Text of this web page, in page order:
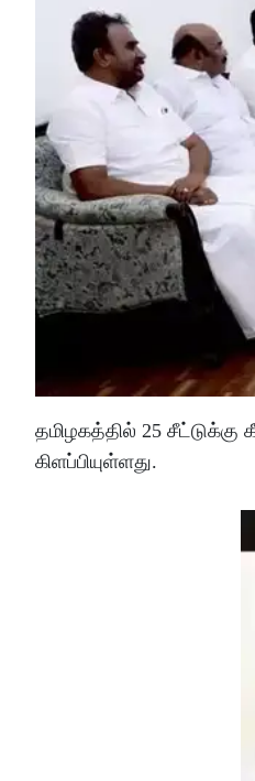
தமிழகத்தில் 25 சீட்டுக்கு
கிளப்பியுள்ளது.